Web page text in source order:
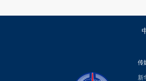
传
新